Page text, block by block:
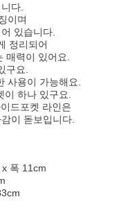
다.
이며
있습니다.
정리되어
매력이 있어요.
구요.
사용이 가능해요.
하나 있구요.
드포켓 라인은
이 돋보입니다.
폭 11cm